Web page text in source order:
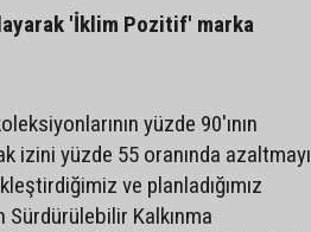
'İklim Pozitif' marka
yüzde 90'ının
izini yüzde 55 oranında azaltmayı
ve planladığımız
Sürdürülebilir Kalkınma